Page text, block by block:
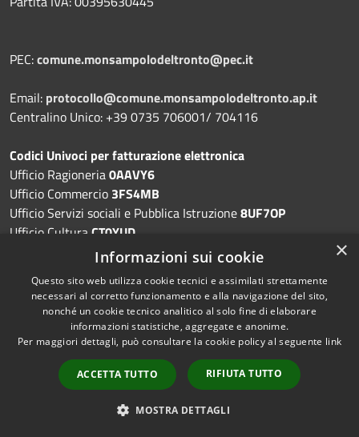
PEC:comune.monsampolodeltronto@pec.it
Email: protocollo@comune.monsampolodeltronto.ap.it
Centralino Unico: +39 0735 706001/ 704116
Codici Univoci per fatturazione elettronica
Ufficio Ragioneria0AAVY6
Ufficio Commercio 3FS4MB
Ufficio Servizi sociali e Pubblica Istruzione8UF7OP
Ufficio Cultura CT0YUD
Ufficio Polizia MunicipaleED3342
Ufficio Lavori PubbliciK78PT9
Ufficio Anagrafe - ElettoraleV0361Z
Ufficio TributiVAMPGD
Ufficio SegreteriaX40D0E
Prenotazione appuntamento
×
Informazioni sui cookie
Questo sito web utilizza cookie tecnici e assimilati strettamente
necessari al corretto funzionamento e alla navigazione del sito,
nonché un cookie tecnico analitico al solo fine di elaborare
informazioni statistiche, aggregate e anonime.
Per maggiori dettagli, può consultare la cookie policy al seguente link
ACCETTA TUTTO RIFIUTA TUTTO
MOSTRA DETTAGLI